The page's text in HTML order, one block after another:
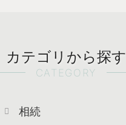
カテゴリから探す
CATEGORY
相続